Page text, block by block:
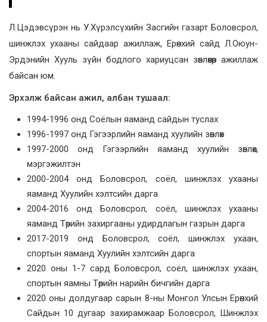
Л.Цэдэвсүрэн нь У.Хүрэлсүхийн Засгийн газарт Боловсрол,
шинжлэх ухааны сайдаар ажиллаж, Ерөнхий сайд Л.Оюун-
Эрдэнийн Хууль зүйн бодлого хариуцсан зөвлөхөөр ажиллаж
байсан юм.
Эрхэлж байсан ажил, албан тушаал:
1994-1996 онд Соёлын яаманд сайдын туслах
1996-1997 онд Гэгээрлийн яаманд хуулийн зөвлөх
1997-2000 онд Гэгээрлийн яаманд хуулийн зөвлөх,
мэргэжилтэн
2000-2004 онд Боловсрол, соёл, шинжлэх ухааны
яаманд Хуулийн хэлтсийн дарга
2004-2016 онд Боловсрол, соёл, шинжлэх ухааны
яаманд Төрийн захиргааны удирдлагын газрын дарга
2017-2019 онд Боловсрол, соёл, шинжлэх ухаан,
спортын яаманд Хуулийн хэлтсийн дарга
2020 оны 1-7 сард Боловсрол, соёл, шинжлэх ухаан,
спортын яамны Төрийн нарийн бичгийн дарга
2020 оны долдугаар сарын 8-ны Монгол Улсын Ерөнхий
Сайдын 10 дугаар захирамжаар Боловсрол, Шинжлэх